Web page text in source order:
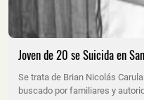
Joven de 20 se Suicida en
Se trata de Brian Nicolás
buscado por familiares y